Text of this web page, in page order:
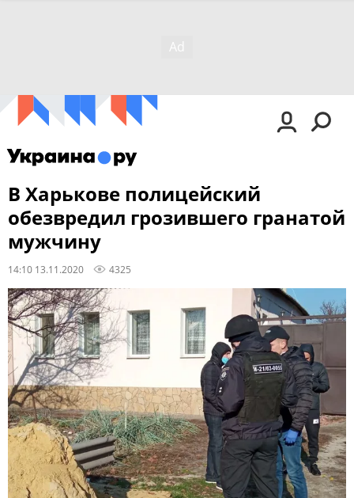
В Харькове полицейский
обезвредил грозившего гранатой
мужчину
14:10 13.11.2020 4325